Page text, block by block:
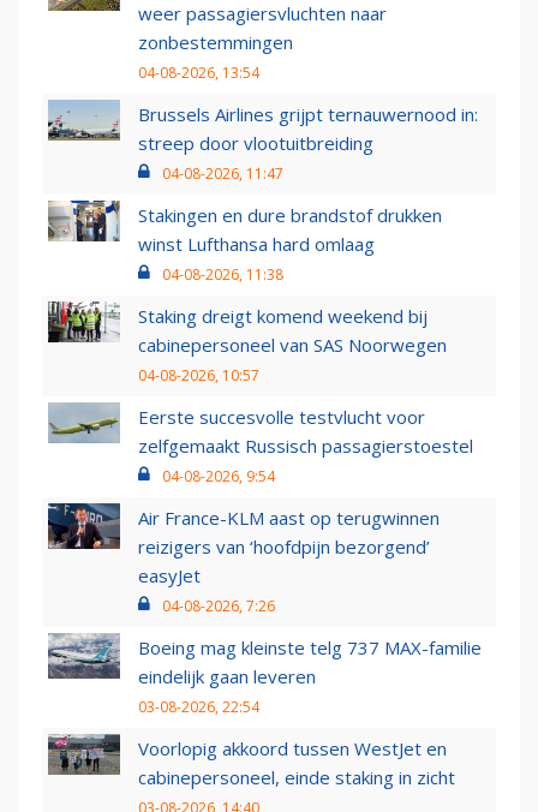
weer passagiersvluchten naar
zonbestemmingen
04-08-2026, 13:54
Brussels Airlines grijpt ternauwernood in:
streep door vlootuitbreiding
04-08-2026, 11:47
Stakingen en dure brandstof drukken
winst Lufthansa hard omlaag
04-08-2026, 11:38
Staking dreigt komend weekend bij
cabinepersoneel van SAS Noorwegen
04-08-2026, 10:57
Eerste succesvolle testvlucht voor
zelfgemaakt Russisch passagierstoestel
04-08-2026, 9:54
Air France-KLM aast op terugwinnen
reizigers van ‘hoofdpijn bezorgend’
easyJet
04-08-2026, 7:26
Boeing mag kleinste telg 737 MAX-familie
eindelijk gaan leveren
03-08-2026, 22:54
Voorlopig akkoord tussen WestJet en
cabinepersoneel, einde staking in zicht
03-08-2026, 14:40